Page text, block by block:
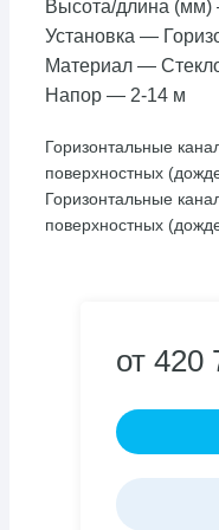
Высота/длина (мм)
Установка —
Материал —
Напор — 2-14 м
Горизонтальные
поверхностных
Горизонтальные
поверхностных
от 420